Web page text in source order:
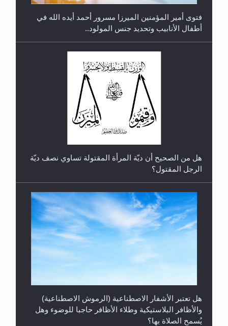
رأيٌ في لغة المسيح الموعود عليه السلام.. 4...
فتوى أمير المؤمنين الميرزا مسرور أحمد أيده الله في
أطفال الأنابيب وتحديد جنس المولود..
هل من الصحيح أن ديّة المرأة المقتولة تساوي نصف ديّة
الرجل المقتول؟
هل تعتبر الأشفار الاصطناعية (الرموش الاصطناعية)
والأظافر البلاستيكية وطلاء الأظافر حاجبا للوضوء وهل
يُسمح الصلاة بها؟